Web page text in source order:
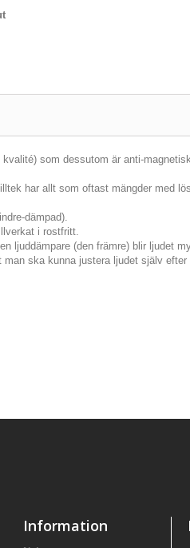
som dessutom är anti-
har allt som oftast mängder med
dämpad).
i rostfritt.
ljuddämpare (den främre) blir ljudet
ska kunna justera ljudet själv
Information